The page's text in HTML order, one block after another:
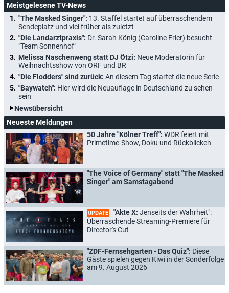
Meistgelesene TV-News
"The Masked Singer": 13. Staffel startet auf überraschendem
Sendeplatz und viel früher als zuletzt
"Die Landarztpraxis": Dr. Sarah König (Caroline Frier) besucht
"Team Sonnenhof"
Melissa Naschenweng statt DJ Ötzi: Neue Moderatorin für
Weihnachtsshow von ORF und BR
"Die Flodders" sind zurück: An diesem Tag startet die neue Serie
"Baywatch": Hier wird die Neuauflage in Deutschland zu sehen
sein
Newsübersicht
Neueste Meldungen
50 Jahre "Kölner Treff": WDR feiert mit
Primetime-Show, Doku und Rückblicken
"The Voice of Germany" statt "The Masked
Singer" am Samstagabend
UPDATE "Akte X: Jenseits der Wahrheit":
Überraschende Streaming-Premiere für
Director's Cut
"ZDF-Fernsehgarten - Das Quiz": Diese
Gäste spielen gegen Kiwi in der Sonderfolge
am 9. August 2026